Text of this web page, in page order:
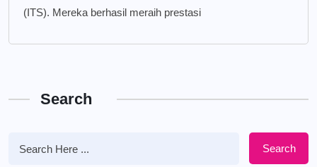
(ITS). Mereka berhasil meraih prestasi
Search
Search